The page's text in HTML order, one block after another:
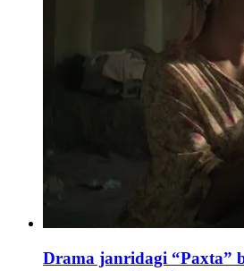
Drama janridagi “Paxta”